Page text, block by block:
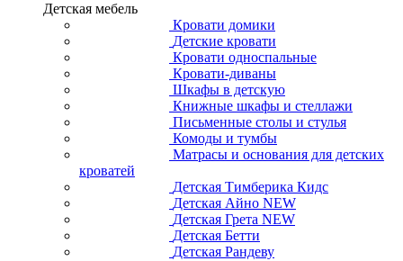
Детская мебель
Кровати домики
Детские кровати
Кровати односпальные
Кровати-диваны
Шкафы в детскую
Книжные шкафы и стеллажи
Письменные столы и стулья
Комоды и тумбы
Матрасы и основания для детских
кроватей
Детская Тимберика Кидс
Детская Айно NEW
Детская Грета NEW
Детская Бетти
Детская Рандеву